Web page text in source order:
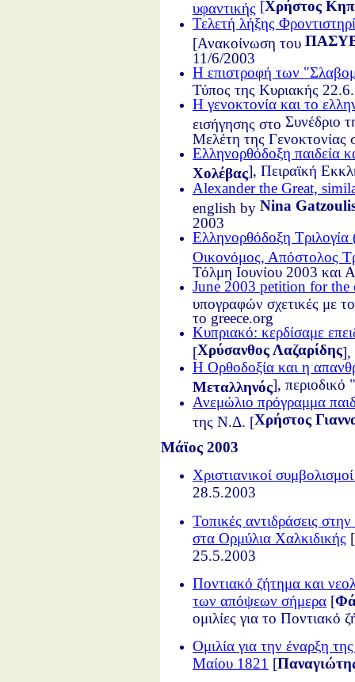
υφαντικής [Χρήστος
Τελετή λήξης
[Ανακοίνωση του
11/6/2003
Η επιστροφή των
Τύπος της Κυριακής
Η γενοκτονία και το
εισήγησης στο Συνέδριο
Μελέτη της Γενοκτονίας
Ελληνορθόδοξη παιδεία
Χολέβας], Πειραϊκή
Alexander the Great,
english by Nina
2003
Ελληνορθόδοξη
Οικονόμος, Απόστολος
Τόλμη Ιουνίου 2003 και
June 2003 petition for
υπογραφών σχετικές με
το greece.org
Κυπριακό: κερδίσαμε
[Χρύσανθος Λαζαρίδης],
Η Ορθοδοξία και η
Μεταλληνός],
Ανεμώλιο πρόγραμμα
της Ν.Δ. [Χρήστος
Μάϊος 2003
Χριστιανικοί
28.5.2003
Τοπικές αντιδράσεις
στα Ορμύλια Χαλκιδικής [
25.5.2003
Ποντιακό ζήτημα και
των απόψεων σήμερα [
ομιλίες για το Ποντιακό
Ομιλία για την έναρξη
Μαίου 1821 [